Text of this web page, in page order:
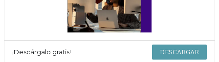
¡Descárgalo gratis! DESCARGAR